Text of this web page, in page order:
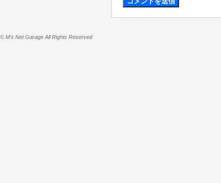
© M's Net Garage All Rights Reserved